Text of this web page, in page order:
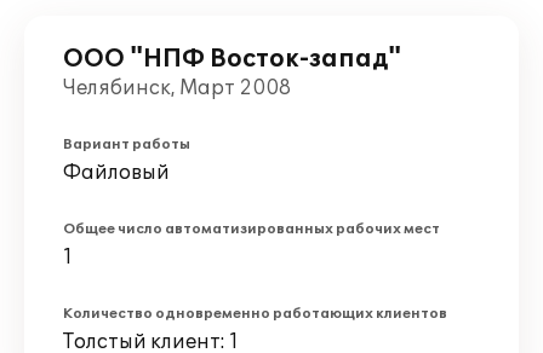
ООО "НПФ Восток-запад"
Челябинск, Март 2008
Вариант работы
Файловый
Общее число автоматизированных рабочих мест
1
Количество одновременно работающих клиентов
Толстый клиент: 1